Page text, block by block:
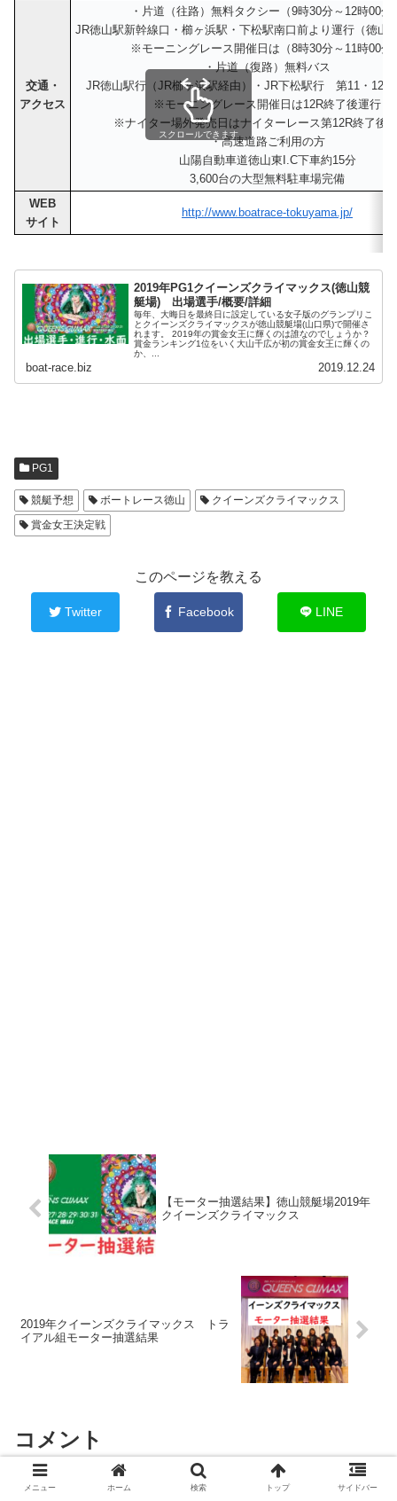
交通・
アクセス
・片道（往路）無料タクシー（9時30分～12時00分
JR徳山駅新幹線口・櫛ヶ浜駅・下松駅南口前より運行（徳山
※モーニングレース開催日は（8時30分～11時00分
・片道（復路）無料バス
JR徳山駅行（JR櫛ヶ浜駅経由）・JR下松駅行 第11・12R
※モーニングレース開催日は12R終了後運行
※ナイター場外発売日はナイターレース第12R終了後
・高速道路ご利用の方
山陽自動車道徳山東I.C下車約15分
3,600台の大型無料駐車場完備
WEB
サイト
http://www.boatrace-tokuyama.jp/
スクロールできます
2019年PG1クイーンズクライマックス(徳山競
艇場) 出場選手/概要/詳細
毎年、大晦日を最終日に設定している女子版のグランプリこ
とクイーンズクライマックスが徳山競艇場(山口県)で開催さ
れます。 2019年の賞金女王に輝くのは誰なのでしょうか？
賞金ランキング1位をいく大山千広が初の賞金女王に輝くの
か、...
boat-race.biz 2019.12.24
PG1
競艇予想 ボートレース徳山
クイーンズクライマックス
賞金女王決定戦
このページを教える
Twitter Facebook LINE
【モーター抽選結果】徳山競艇場2019年
クイーンズクライマックス
2019年クイーンズクライマックス トラ
イアル組モーター抽選結果
コメント
コメントを書き込む
メニュー ホーム 検索 トップ サイドバー